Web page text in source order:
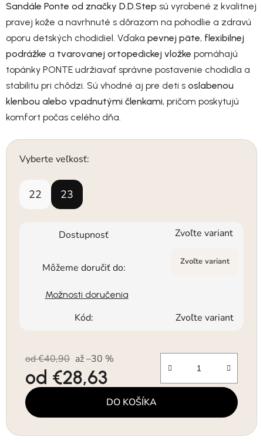
Sandále Ponte od značky D.D.Step sú vyrobené z kvalitnej
pravej kože a navrhnuté s dôrazom na pohodlie a zdravú
oporu detských chodidiel. Vďaka pevnej päte, flexibilnej
podrážke a tvarovanej ortopedickej vložke pomáhajú
topánky PONTE udržiavať správne postavenie chodidla a
stabilitu pri chôdzi. Sú vhodné aj pre deti s oslabenou
klenbou alebo vpadnutými členkami, pričom poskytujú
komfort počas celého dňa.
Vyberte veľkosť:
22 23
Dostupnosť Zvoľte variant
Môžeme doručiť do: Zvoľte variant
Možnosti doručenia
Kód: Zvoľte variant
od €40,90 až –30 %
od €28,63
Jednotková cena: DO KOŠÍKA